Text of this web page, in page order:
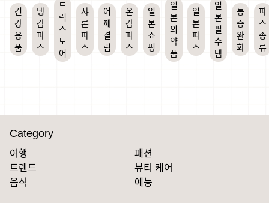
건
강
용
품
냉
감
파
스
드
럭
스
토
어
샤
론
파
스
어
깨
결
림
온
감
파
스
일
본
쇼
핑
일
본
의
약
품
일
본
파
스
일
본
필
수
템
통
증
완
화
파
스
종
류
Category
여행
패션
트렌드
뷰티 케어
음식
예능